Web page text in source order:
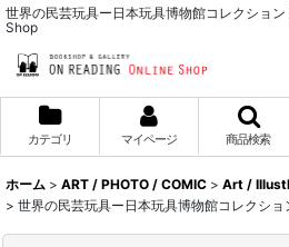
世界の民芸玩具ー日本玩具博物館コレクショ
Shop
カテゴリ マイページ 商品検索
ホーム > ART / PHOTO / COMIC > Art /
> 世界の民芸玩具ー日本玩具博物館コレクショ